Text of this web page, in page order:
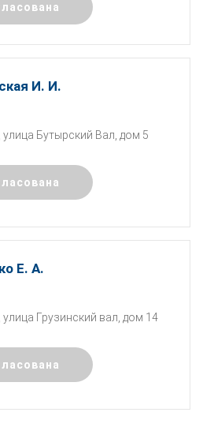
И. И.
улица Бутырский Вал, дом 5
Е. А.
Грузинский вал, дом 14